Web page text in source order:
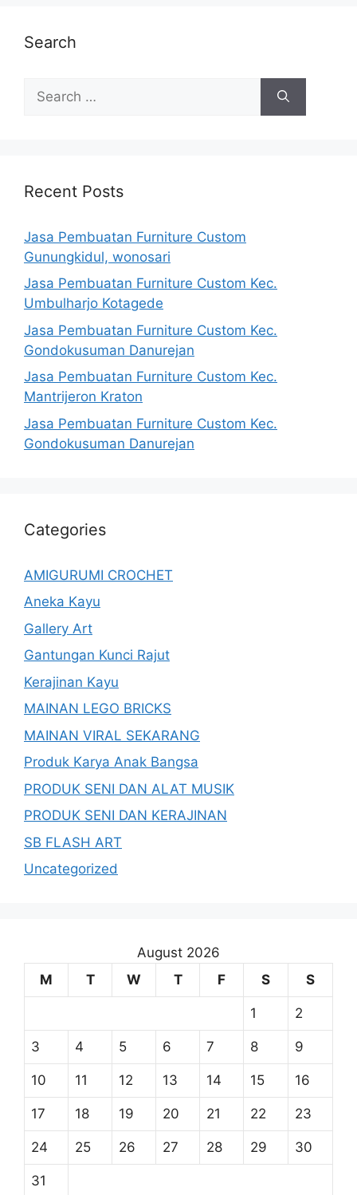
Search
for:
Recent Posts
Jasa Pembuatan Furniture Custom
Gunungkidul, wonosari
Jasa Pembuatan Furniture Custom Kec.
Umbulharjo Kotagede
Jasa Pembuatan Furniture Custom Kec.
Gondokusuman Danurejan
Jasa Pembuatan Furniture Custom Kec.
Mantrijeron Kraton
Jasa Pembuatan Furniture Custom Kec.
Gondokusuman Danurejan
Categories
AMIGURUMI CROCHET
Aneka Kayu
Gallery Art
Gantungan Kunci Rajut
Kerajinan Kayu
MAINAN LEGO BRICKS
MAINAN VIRAL SEKARANG
Produk Karya Anak Bangsa
PRODUK SENI DAN ALAT MUSIK
PRODUK SENI DAN KERAJINAN
SB FLASH ART
Uncategorized
August 2026
M
T W T F S S
1 2
3 4 5 6 7 8 9
10 11 12 13 14 15 16
17 18 19 20 21 22 23
24 25 26 27 28 29 30
31